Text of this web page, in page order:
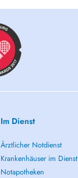
Im Dienst
Ärztlicher Notdienst
Krankenhäuser im Dienst
Notapotheken